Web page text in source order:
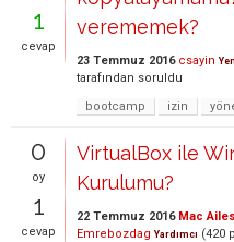
1
cevap
verememek?
23 Temmuz 2016 csayin
tarafından soruldu
bootcamp
izin
0
oy
1
cevap
VirtualBox ile
Kurulumu?
22 Temmuz 2016 Mac
Emrebozdag Yardımcı (420